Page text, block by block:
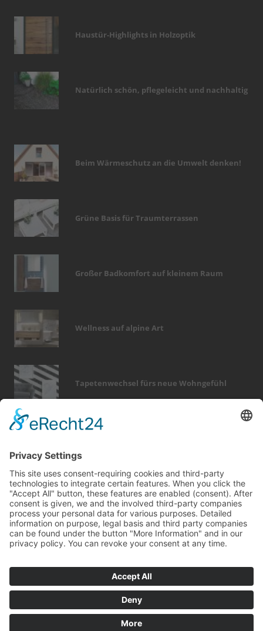
Haustür-Highlights in Holzoptik
Natürlich schön, pflegeleicht und nachhaltig
Beim Wärmeschutz an die Umwelt denken!
Grüne Basis für Traumterrassen
Großer Badkomfort auf kleinem Raum
Wellness auf alpine Art
Tapetenwechsel fürs neue Wohngefühl
outdoor keller dach dekoration
fußboden
modernisieren
entfeuchtung
fotovoltaik
renovieren
smart home photovoltaik
holz
hausbau
feuer garten türen
heizung
Impressum